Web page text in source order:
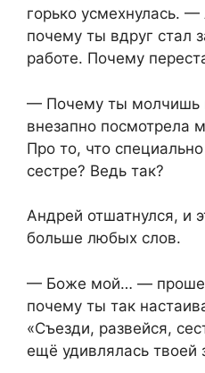
горько усмехнулась.
почему ты вдруг стал
работе. Почему
— Почему ты молчишь
внезапно посмотрела
Про то, что
сестре? Ведь так?
Андрей отшатнулся, и
больше любых слов.
— Боже мой… —
почему ты так
«Съезди, развейся,
ещё удивлялась твоей